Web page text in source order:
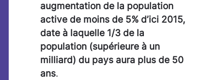
augmentation de la population
active de moins de 5% d’ici 2015,
date à laquelle 1/3 de la
population (supérieure à un
milliard) du pays aura plus de 50
ans.